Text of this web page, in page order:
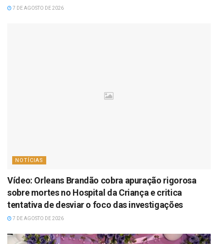
7 DE AGOSTO DE 2026
NOTÍCIAS
Vídeo: Orleans Brandão cobra apuração rigorosa
sobre mortes no Hospital da Criança e critica
tentativa de desviar o foco das investigações
7 DE AGOSTO DE 2026